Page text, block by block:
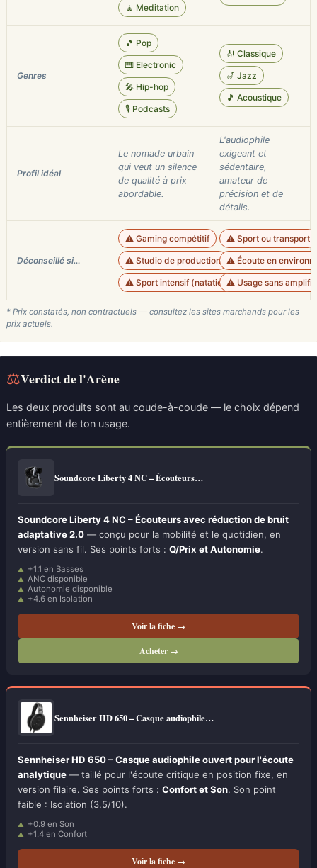
🧘 Meditation
Genres
🎵 Pop
🎹 Electronic
🎤 Hip-hop
🎙️ Podcasts
🎻 Classique
🎷 Jazz
🎵 Acoustique
Profil idéal
Le nomade urbain
qui veut un silence
de qualité à prix
abordable.
L'audiophile
exigeant et
sédentaire,
amateur de
précision et de
détails.
Déconseillé si…
⚠️ Gaming compétitif
⚠️ Studio de production
⚠️ Sport intensif (natation)
⚠️ Sport ou transport
⚠️ Écoute en
⚠️ Usage sans
* Prix constatés, non contractuels — consultez les sites marchands pour les
prix actuels.
⚖Verdict de l'Arène
Les deux produits sont au coude-à-coude — le choix dépend
entièrement de ton usage.
Soundcore Liberty 4 NC – Écouteurs…
Soundcore Liberty 4 NC – Écouteurs avec réduction de bruit
adaptative 2.0 — conçu pour la mobilité et le quotidien, en
version sans fil. Ses points forts : Q/Prix et Autonomie.
+1.1 en Basses
ANC disponible
Autonomie disponible
+4.6 en Isolation
Voir la fiche →
Acheter →
Sennheiser HD 650 – Casque audiophile…
Sennheiser HD 650 – Casque audiophile ouvert pour l'écoute
analytique — taillé pour l'écoute critique en position fixe, en
version filaire. Ses points forts : Confort et Son. Son point
faible : Isolation (3.5/10).
+0.9 en Son
+1.4 en Confort
Voir la fiche →